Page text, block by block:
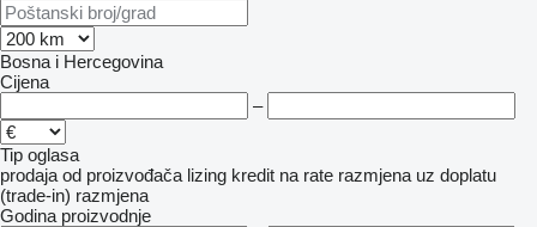
Bosna i Hercegovina
Cijena
–
Tip oglasa
prodaja od proizvođača lizing kredit na rate razmjena uz doplatu
(trade-in) razmjena
Godina proizvodnje